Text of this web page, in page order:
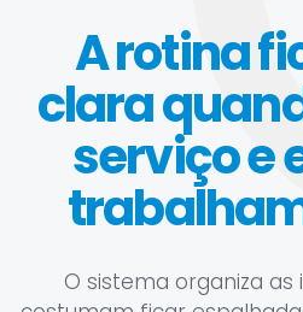
A rotina
clara
serviço e
O sistema organiza